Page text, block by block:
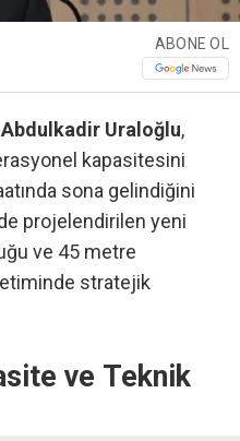
ABONE OL
Abdulkadir Uraloğlu,
kapasitesini
sona gelindiğini
projelendirilen yeni
ve 45 metre
stratejik
ve Teknik